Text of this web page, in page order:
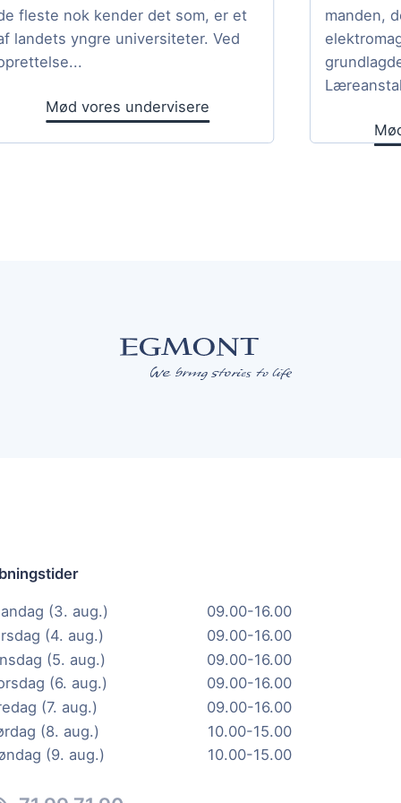
fleste nok kender det som, er et
landets yngre universiteter. Ved
Mød vores undervisere
manden,
(3. aug.)
09.00-16.00
(4. aug.)
09.00-16.00
(5. aug.)
09.00-16.00
(6. aug.)
09.00-16.00
(7. aug.)
09.00-16.00
(8. aug.)
10.00-15.00
(9. aug.)
10.00-15.00